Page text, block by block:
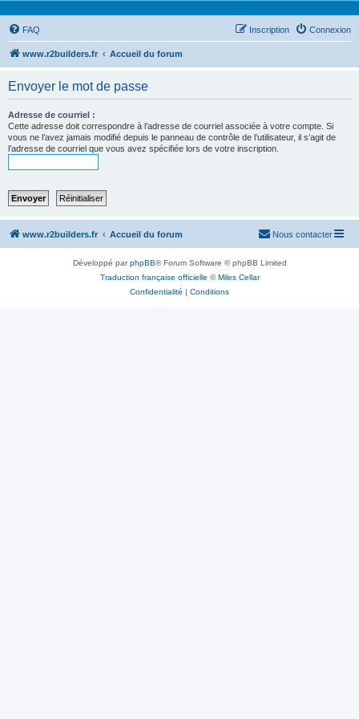
FAQ Connexion
Inscription
www.r2builders.fr Accueil du forum
Envoyer le mot de passe
Adresse de courriel :
Cette adresse doit correspondre à l’adresse de courriel associée à votre compte. Si
vous ne l’avez jamais modifié depuis le panneau de contrôle de l’utilisateur, il s’agit de
l’adresse de courriel que vous avez spécifiée lors de votre inscription.
www.r2builders.fr Accueil du forum Nous contacter
Développé parphpBB® Forum Software © phpBB Limited
Traduction française officielle ©Miles Cellar
Confidentialité | Conditions